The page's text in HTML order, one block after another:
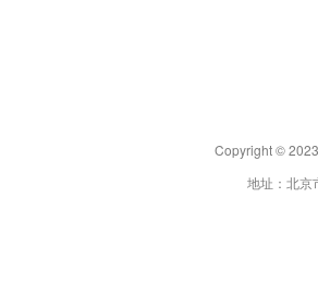
Copyright ©
地址：北京